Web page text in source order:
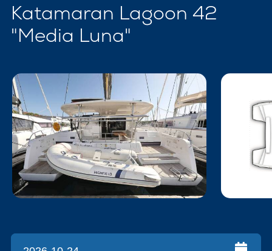
Katamaran Lagoon 42
"Media Luna"